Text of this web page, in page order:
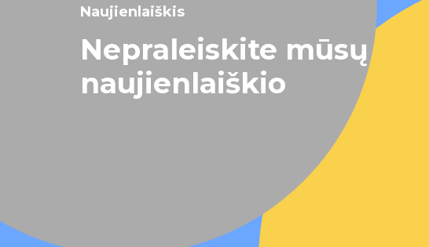
Naujienlaiškis
Nepraleiskite mūsų
naujienlaiškio